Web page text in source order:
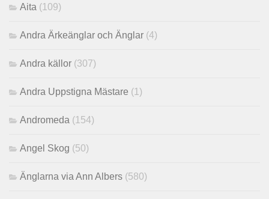
Aita (109)
Andra Ärkeänglar och Änglar (4)
Andra källor (307)
Andra Uppstigna Mästare (1)
Andromeda (154)
Angel Skog (50)
Änglarna via Ann Albers (580)